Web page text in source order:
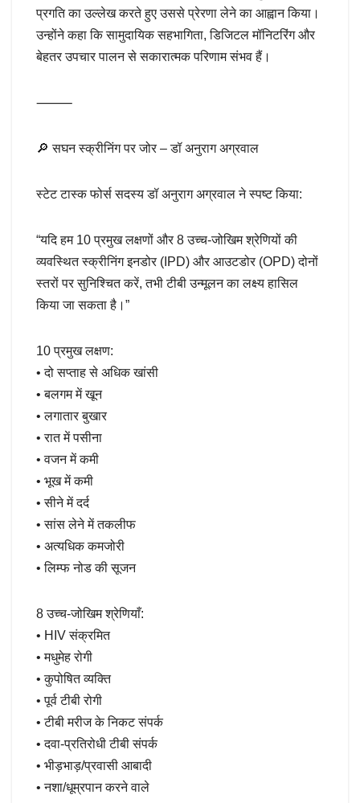
प्रगति का उल्लेख करते हुए उससे प्रेरणा लेने का आह्वान किया।
उन्होंने कहा कि सामुदायिक सहभागिता, डिजिटल मॉनिटरिंग और
बेहतर उपचार पालन से सकारात्मक परिणाम संभव हैं।
⸻
🔎 सघन स्क्रीनिंग पर जोर – डॉ अनुराग अग्रवाल
स्टेट टास्क फोर्स सदस्य डॉ अनुराग अग्रवाल ने स्पष्ट किया:
“यदि हम 10 प्रमुख लक्षणों और 8 उच्च-जोखिम श्रेणियों की
व्यवस्थित स्क्रीनिंग इनडोर (IPD) और आउटडोर (OPD) दोनों
स्तरों पर सुनिश्चित करें, तभी टीबी उन्मूलन का लक्ष्य हासिल
किया जा सकता है।”
10 प्रमुख लक्षण:
• दो सप्ताह से अधिक खांसी
• बलगम में खून
• लगातार बुखार
• रात में पसीना
• वजन में कमी
• भूख में कमी
• सीने में दर्द
• सांस लेने में तकलीफ
• अत्यधिक कमजोरी
• लिम्फ नोड की सूजन
8 उच्च-जोखिम श्रेणियाँ:
• HIV संक्रमित
• मधुमेह रोगी
• कुपोषित व्यक्ति
• पूर्व टीबी रोगी
• टीबी मरीज के निकट संपर्क
• दवा-प्रतिरोधी टीबी संपर्क
• भीड़भाड़/प्रवासी आबादी
• नशा/धूम्रपान करने वाले